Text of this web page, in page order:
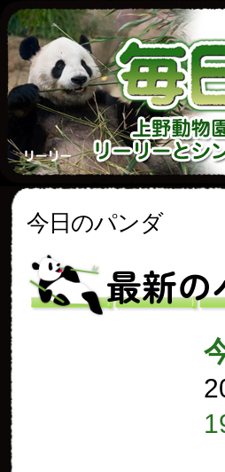
今日のパンダ
最新の